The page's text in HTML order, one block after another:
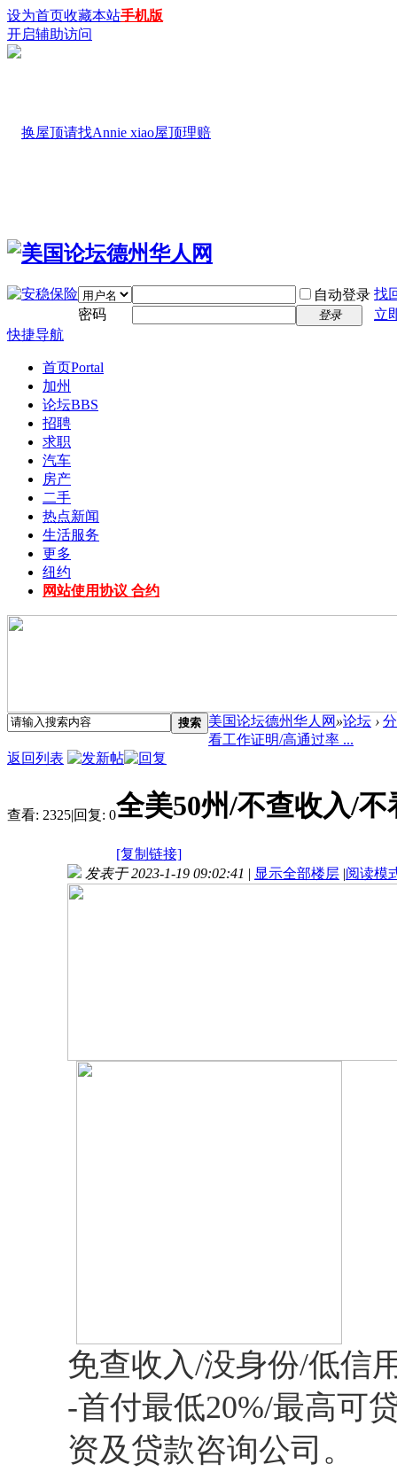
设为首页收藏本站手机版
开启辅助访问
自动登录 找
密码
登录
立
快捷导航
首页Portal
加州
论坛BBS
招聘
求职
汽车
房产
二手
热点新闻
生活服务
更多
纽约
网站使用协议 合约
搜索 美国论坛德州华人网 »论坛 ›
看工作证明/高通过率 ...
返回列表
查看: 2325|回复: 0全美50州/不查收入/
[复制链接]
发表于 2023-1-19 09:02:41 | 显示全部楼层 |阅读模
免查收入/没身份/低信
-首付最低20%/最高可
资及贷款咨询公司。